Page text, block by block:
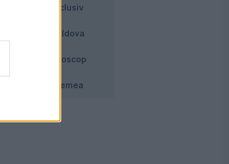
Exclusiv
Moldova
Horoscop
Vremea